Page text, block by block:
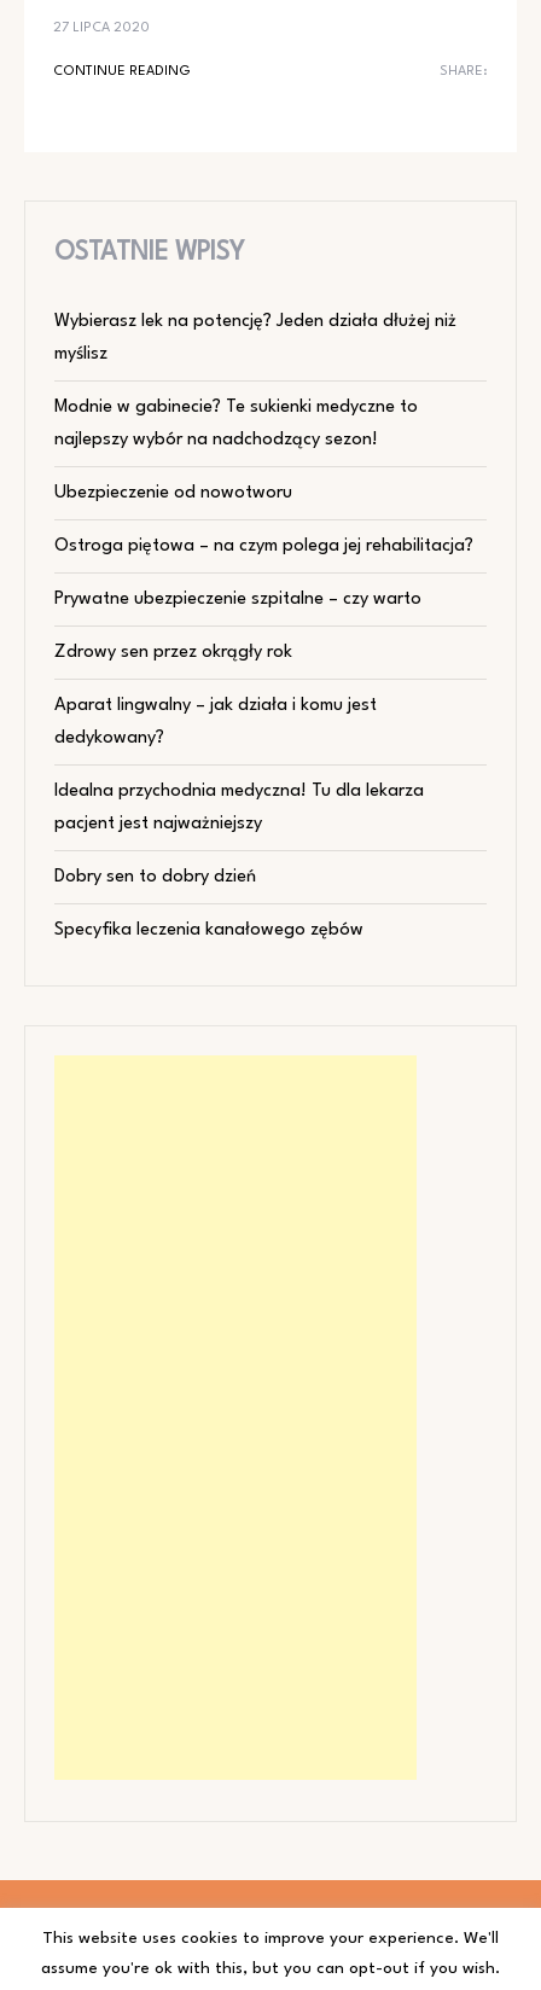
27 LIPCA 2020
CONTINUE READING SHARE:
OSTATNIE WPISY
Wybierasz lek na potencję? Jeden działa dłużej niż
myślisz
Modnie w gabinecie? Te sukienki medyczne to
najlepszy wybór na nadchodzący sezon!
Ubezpieczenie od nowotworu
Ostroga piętowa – na czym polega jej rehabilitacja?
Prywatne ubezpieczenie szpitalne – czy warto
Zdrowy sen przez okrągły rok
Aparat lingwalny – jak działa i komu jest
dedykowany?
Idealna przychodnia medyczna! Tu dla lekarza
pacjent jest najważniejszy
Dobry sen to dobry dzień
Specyfika leczenia kanałowego zębów
This website uses cookies to improve your experience. We'll
assume you're ok with this, but you can opt-out if you wish.